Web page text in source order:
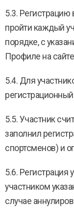
5.3.
пройти каждый
порядке, с
Профиле на
5.4. Для
5.5. Участник
заполнил
спортсменов) и
5.6. Регистрация
участником
случае